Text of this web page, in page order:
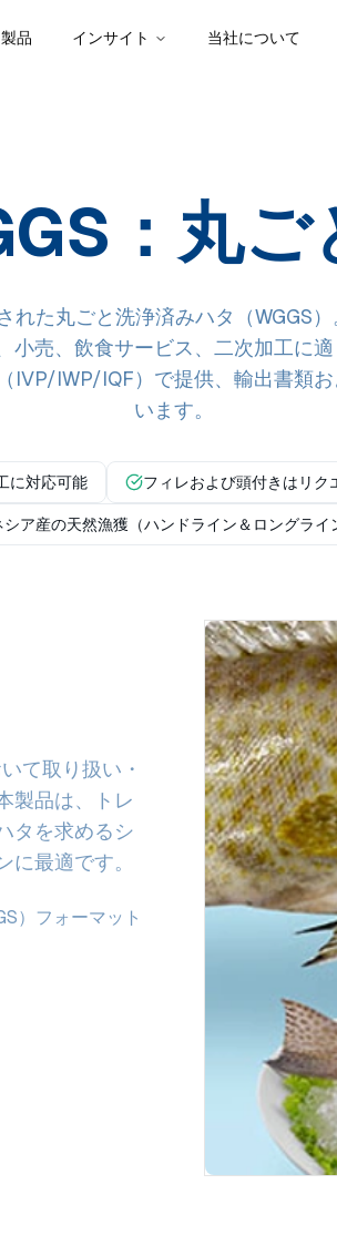
製品 インサイト 当社について
：丸ご
れた丸ごと洗浄済みハタ（WGGS
小売、飲食サービス、二次加工に
IVP/IWP/IQF）で提供、輸出書類
います。
に対応可能 フィレおよび頭付きはリク
シア産の天然漁獲（ハンドライン＆ロングライ
て取り扱い・
製品は、トレ
タを求めるシ
最適です。
）フォーマット